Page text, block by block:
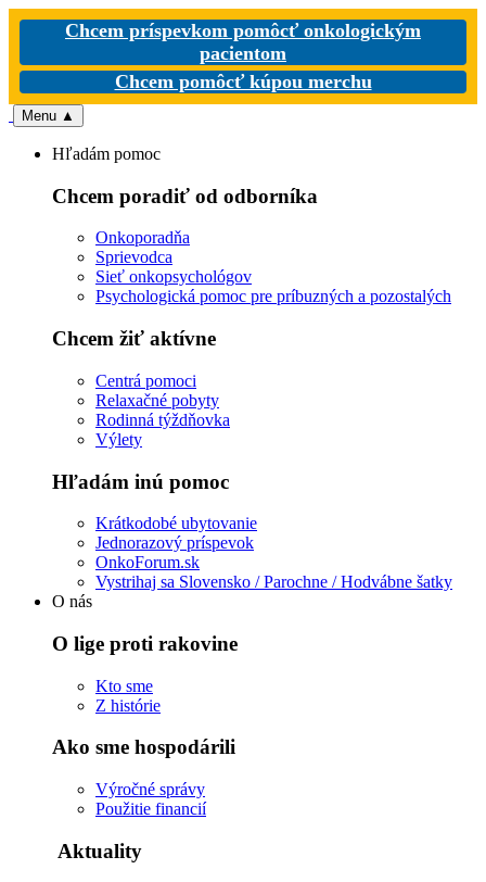
Chcem príspevkom pomôcť onkologickým
pacientom
Chcem pomôcť kúpou merchu
Menu ▲
Hľadám pomoc
Chcem poradiť od odborníka
Onkoporadňa
Sprievodca
Sieť onkopsychológov
Psychologická pomoc pre príbuzných a pozostalých
Chcem žiť aktívne
Centrá pomoci
Relaxačné pobyty
Rodinná týždňovka
Výlety
Hľadám inú pomoc
Krátkodobé ubytovanie
Jednorazový príspevok
OnkoForum.sk
Vystrihaj sa Slovensko / Parochne / Hodvábne šatky
O nás
O lige proti rakovine
Kto sme
Z histórie
Ako sme hospodárili
Výročné správy
Použitie financií
Aktuality